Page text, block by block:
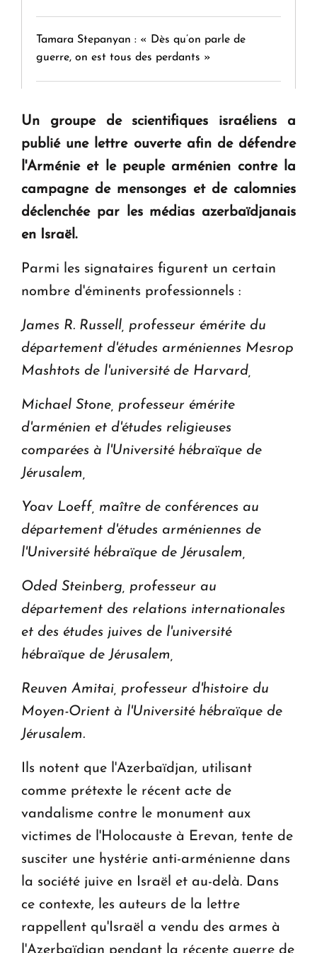
Tamara Stepanyan : « Dès qu’on parle de
guerre, on est tous des perdants »
question d'un référendum ne se pose pas. "
KASA : 30 ans d'audace, de résilience et d'avenir
en Arménie
Le premier hôtel Hyatt Regency d'Arménie
Un groupe de scientifiques israéliens a
publié une lettre ouverte afin de défendre
l'Arménie et le peuple arménien contre la
campagne de mensonges et de calomnies
déclenchée par les médias azerbaïdjanais
en Israël.
Parmi les signataires figurent un certain
nombre d'éminents professionnels :
James R. Russell, professeur émérite du
département d'études arméniennes Mesrop
Mashtots de l'université de Harvard,
Michael Stone, professeur émérite
d'arménien et d'études religieuses
comparées à l'Université hébraïque de
Jérusalem,
Yoav Loeff, maître de conférences au
département d'études arméniennes de
l'Université hébraïque de Jérusalem,
Oded Steinberg, professeur au
département des relations internationales
et des études juives de l'université
hébraïque de Jérusalem,
Reuven Amitai, professeur d'histoire du
Moyen-Orient à l'Université hébraïque de
Jérusalem.
Ils notent que l'Azerbaïdjan, utilisant
comme prétexte le récent acte de
vandalisme contre le monument aux
victimes de l'Holocauste à Erevan, tente de
susciter une hystérie anti-arménienne dans
la société juive en Israël et au-delà. Dans
ce contexte, les auteurs de la lettre
rappellent qu'Israël a vendu des armes à